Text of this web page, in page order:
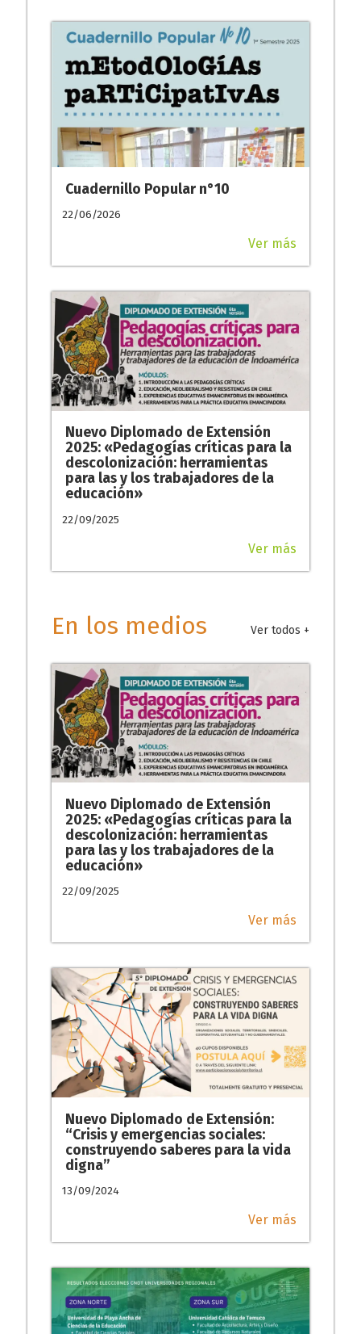
Cuadernillo Popular n°10
22/06/2026
Ver más
Nuevo Diplomado de Extensión
2025: «Pedagogías críticas para la
descolonización: herramientas
para las y los trabajadores de la
educación»
22/09/2025
Ver más
En los medios Ver todos +
Nuevo Diplomado de Extensión
2025: «Pedagogías críticas para la
descolonización: herramientas
para las y los trabajadores de la
educación»
22/09/2025
Ver más
Nuevo Diplomado de Extensión:
“Crisis y emergencias sociales:
construyendo saberes para la vida
digna”
13/09/2024
Ver más